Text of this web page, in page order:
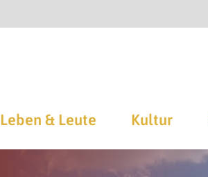
Leben & Leute Kultur